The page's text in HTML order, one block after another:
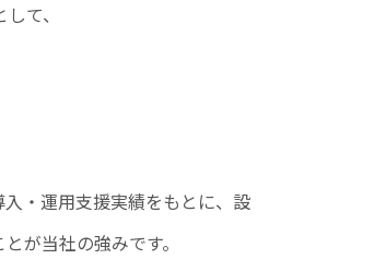
て、
・運用支援実績をもとに、設
が当社の強みです。